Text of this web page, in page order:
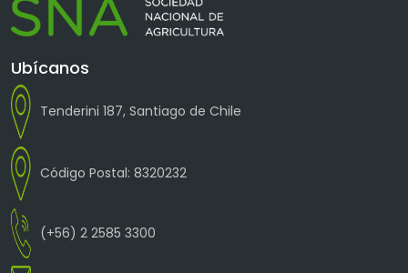
Ubícanos
Tenderini 187, Santiago de Chile
Código Postal: 8320232
(+56) 2 2585 3300